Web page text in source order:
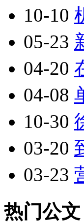
10-10
05-23
04-20
04-08
10-30
03-20
03-23
热门公文